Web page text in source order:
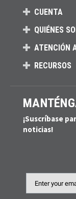
CUENTA
QUIÉNES
ATENCIÓN
RECURSOS
¡Suscríbase
noticias!